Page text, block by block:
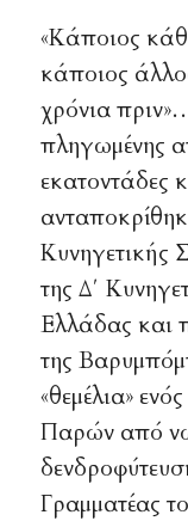
«Κάποιος
κάποιος
χρόνια
πληγωμένης
εκατοντάδες
Κυνηγετικής
της Δ΄
Ελλάδας και
της
«θεμέλια»
Παρών από
Γραμματέας